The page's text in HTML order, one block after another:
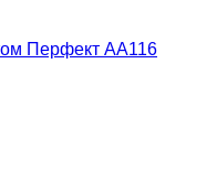
Перфект AA116